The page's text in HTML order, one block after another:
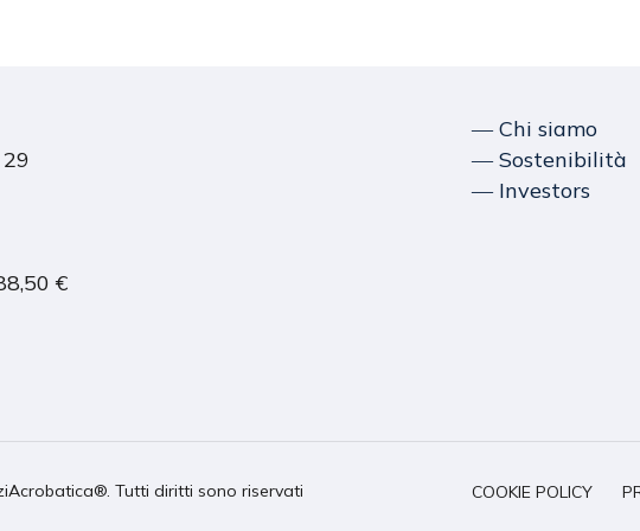
€
― Chi siamo
― Sostenibilità
― Investors
Tutti diritti sono riservati COOKIE POLICY